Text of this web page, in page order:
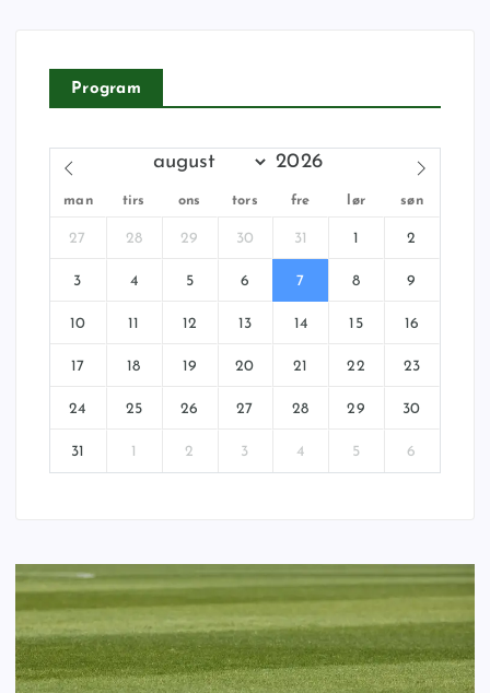
Program
man tirs ons tors fre lør søn
27 28 29 30 31 1 2
3 4 5 6 7 8 9
10 11 12 13 14 15 16
17 18 19 20 21 22 23
24 25 26 27 28 29 30
31 1 2 3 4 5 6